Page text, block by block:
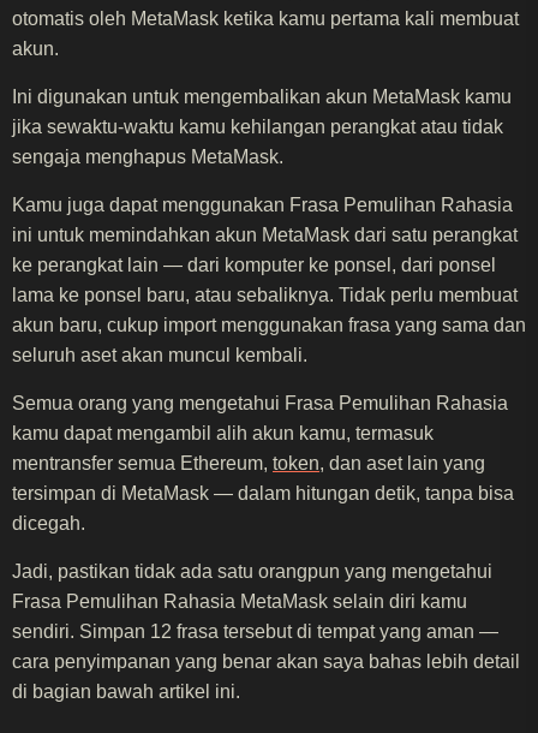
otomatis oleh MetaMask ketika kamu pertama kali membuat
akun.
Ini digunakan untuk mengembalikan akun MetaMask kamu
jika sewaktu-waktu kamu kehilangan perangkat atau tidak
sengaja menghapus MetaMask.
Kamu juga dapat menggunakan Frasa Pemulihan Rahasia
ini untuk memindahkan akun MetaMask dari satu perangkat
ke perangkat lain — dari komputer ke ponsel, dari ponsel
lama ke ponsel baru, atau sebaliknya. Tidak perlu membuat
akun baru, cukup import menggunakan frasa yang sama dan
seluruh aset akan muncul kembali.
Semua orang yang mengetahui Frasa Pemulihan Rahasia
kamu dapat mengambil alih akun kamu, termasuk
mentransfer semua Ethereum, token, dan aset lain yang
tersimpan di MetaMask — dalam hitungan detik, tanpa bisa
dicegah.
Jadi, pastikan tidak ada satu orangpun yang mengetahui
Frasa Pemulihan Rahasia MetaMask selain diri kamu
sendiri. Simpan 12 frasa tersebut di tempat yang aman —
cara penyimpanan yang benar akan saya bahas lebih detail
di bagian bawah artikel ini.